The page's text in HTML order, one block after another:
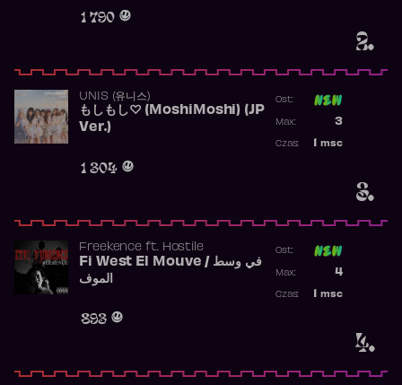
2.
1 790
3.
UNIS (유니스)
もしもし♡ (MoshiMoshi) (JP
Ver.)
1 304
Ost:
3
Max:
msc
Czas:
4.
Freekence ft. Hostile
Fi West El Mouve / في وسط
الموف
893
Ost:
4
Max:
msc
Czas: